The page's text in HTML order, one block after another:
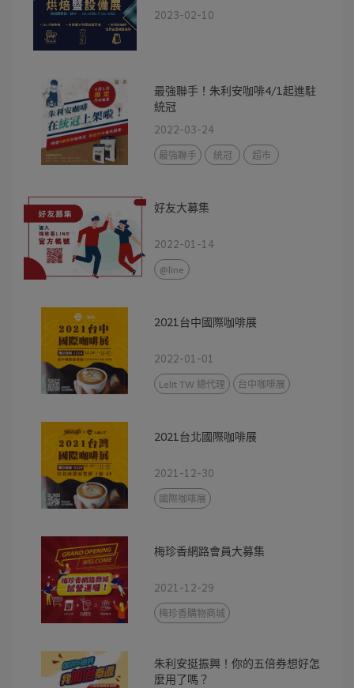
2023-02-10
最強聯手！朱利安咖啡4/1起進駐
統冠
2022-03-24
最強聯手 統冠 超市
好友大募集
2022-01-14
@line
2021台中國際咖啡展
2022-01-01
Lelit TW 總代理 台中咖啡展
2021台北國際咖啡展
2021-12-30
國際咖啡展
梅珍香網路會員大募集
2021-12-29
梅珍香購物商城
朱利安挺振興！你的五倍券想好怎
麼用了嗎？